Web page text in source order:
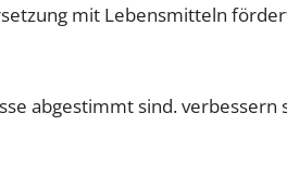
mit Lebensmitteln